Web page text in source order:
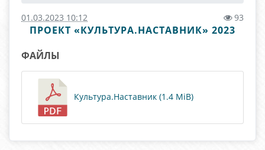
01.03.2023 10:12 93
ПРОЕКТ «КУЛЬТУРА.НАСТАВНИК» 2023
ФАЙЛЫ
Культура.Наставник (1.4 MiB)